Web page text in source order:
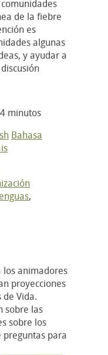
de la fiebre
es
algunas
y ayudar a
minutos
Bahasa
,
los animadores
proyecciones
Vida.
sobre las
sobre los
para